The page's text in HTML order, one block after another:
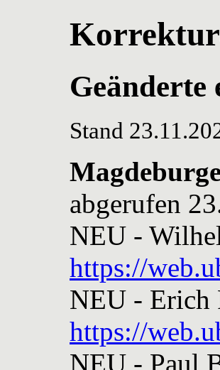
Geänderte
Stand
abgerufen
NEU -
https://
NEU - Erich
https://
NEU - Paul